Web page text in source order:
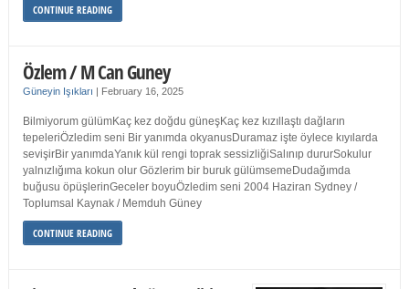
CONTINUE READING
Özlem / M Can Guney
Güneyin Işıkları | February 16, 2025
Bilmiyorum gülümKaç kez doğdu güneşKaç kez kızıllaştı dağların
tepeleriÖzledim seni Bir yanımda okyanusDuramaz işte öylece kıyılarda
sevişirBir yanımdaYanık kül rengi toprak sessizliğiSalınıp dururSokulur
yalnızlığıma kokun olur Gözlerim bir buruk gülümsemeDudağımda
buğusu öpüşlerinGeceler boyuÖzledim seni 2004 Haziran Sydney /
Toplumsal Kaynak / Memduh Güney
CONTINUE READING